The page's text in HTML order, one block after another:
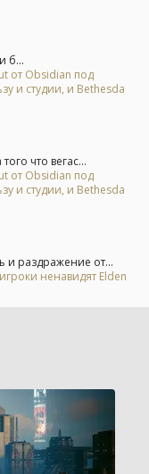
б...
от Obsidian под
и студии, и Bethesda
что вегас...
от Obsidian под
и студии, и Bethesda
и раздражение от...
ненавидят Elden